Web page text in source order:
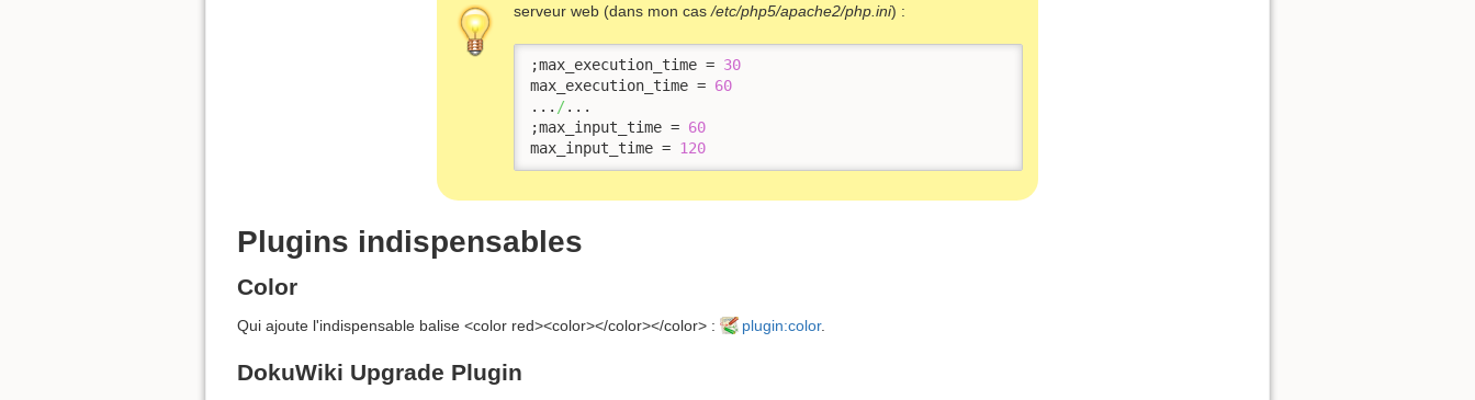
serveur web (dans mon cas/etc/php5/apache2/php.ini) :
;max_execution_time = 30
max_execution_time = 60
... /...
;max_input_time = 60
max_input_time = 120
Plugins indispensables
Color
Qui ajoute l'indispensable balise <color red><color></color></color> : plugin:color.
DokuWiki Upgrade Plugin